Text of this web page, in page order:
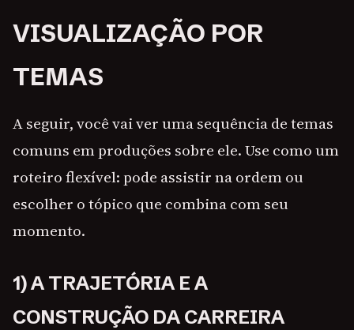
VISUALIZAÇÃO POR
TEMAS
A seguir, você vai ver uma sequência de temas
comuns em produções sobre ele. Use como um
roteiro flexível: pode assistir na ordem ou
escolher o tópico que combina com seu
momento.
1) A TRAJETÓRIA E A
CONSTRUÇÃO DA CARREIRA